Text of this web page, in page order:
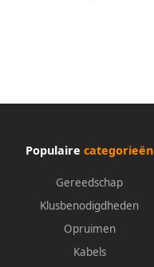
Populaire categorieën
Gereedschap
Klusbenodigdheden
Opruimen
Kabels